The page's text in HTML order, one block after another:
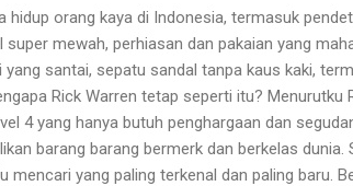
hidup orang kaya di Indonesia, termasuk
mewah, perhiasan dan pakaian yang
santai, sepatu sandal tanpa kaus kaki,
Rick Warren tetap seperti itu? Menurutku
4 yang hanya butuh penghargaan dan
barang barang bermerk dan berkelas dunia.
mencari yang paling terkenal dan paling baru.